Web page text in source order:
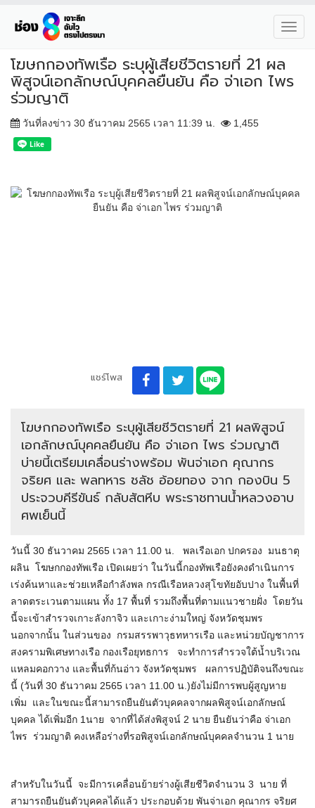
โฆษกกองทัพเรือ ระบุผู้เสียชีวิตรายที่ 21 ผล
พิสูจน์เอกลักษณ์บุคคลยืนยัน คือ จ่าเอก ไพร
ร่วมญาติ
วันที่ลงข่าว 30 ธันวาคม 2565 เวลา 11:39 น. 1,455
แชร์โพส
โฆษกกองทัพเรือ ระบุผู้เสียชีวิตรายที่ 21 ผลพิสูจน์
เอกลักษณ์บุคคลยืนยัน คือ จ่าเอก ไพร ร่วมญาติ
บ่ายนี้เตรียมเคลื่อนร่างพร้อม พันจ่าเอก คุณากร
จริยศ และ พลทหาร ชลัช อ้อยทอง จาก กองบิน 5
ประจวบคีรีขันธ์ กลับสัตหีบ พระราชทานน้ำหลวงอาบ
ศพเย็นนี้
วันนี้ 30 ธันวาคม 2565 เวลา 11.00 น. พลเรือเอก ปกครอง มนธาตุ
ผลิน โฆษกกองทัพเรือ เปิดเผยว่า ในวันนี้กองทัพเรือยังคงดำเนินการ
เร่งค้นหาและช่วยเหลือกำลังพล กรณีเรือหลวงสุโขทัยอับปาง ในพื้นที่
ลาดตระเวนตามแผน ทั้ง 17 พื้นที่ รวมถึงพื้นที่ตามแนวชายฝั่ง โดยวัน
นี้จะเข้าสำรวจเกาะลังกาจิว และเกาะง่ามใหญ่ จังหวัดชุมพร
นอกจากนั้น ในส่วนของ กรมสรรพาวุธทหารเรือ และหน่วยบัญชาการ
สงครามพิเศษทางเรือ กองเรือยุทธการ จะทำการสำรวจใต้น้ำบริเวณ
แหลมคอกวาง และพื้นที่ก้นอ่าว จังหวัดชุมพร ผลการปฏิบัติจนถึงขณะ
นี้ (วันที่ 30 ธันวาคม 2565 เวลา 11.00 น.)ยังไม่มีการพบผู้สูญหาย
เพิ่ม และในขณะนี้สามารถยืนยันตัวบุคคลจากผลพิสูจน์เอกลักษณ์
บุคคล ได้เพิ่มอีก 1นาย จากที่ได้ส่งพิสูจน์ 2 นาย ยืนยันว่าคือ จ่าเอก
ไพร ร่วมญาติ คงเหลือร่างที่รอพิสูจน์เอกลักษณ์บุคคลจำนวน 1 นาย
สำหรับในวันนี้ จะมีการเคลื่อนย้ายร่างผู้เสียชีวิตจำนวน 3 นาย ที่
สามารถยืนยันตัวบุคคลได้แล้ว ประกอบด้วย พันจ่าเอก คุณากร จริยศ